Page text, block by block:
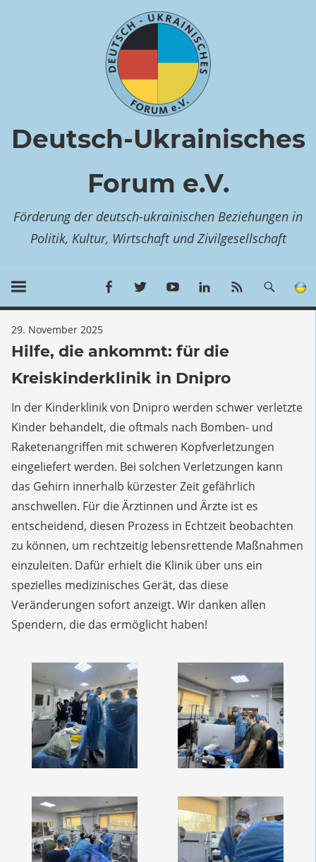
Deutsch-Ukrainisches
Forum e.V.
Förderung der deutsch-ukrainischen Beziehungen in
Politik, Kultur, Wirtschaft und Zivilgesellschaft
29. November 2025
Hilfe,
ankommt:
die
Kreiskinderklinik
in
Dnipro
Hilfe, die ankommt: für die
Kreiskinderklinik in Dnipro
In der Kinderklinik von Dnipro werden schwer verletzte
Kinder behandelt, die oftmals nach Bomben- und
Raketenangriffen mit schweren Kopfverletzungen
eingeliefert werden. Bei solchen Verletzungen kann
das Gehirn innerhalb kürzester Zeit gefährlich
anschwellen. Für die Ärztinnen und Ärzte ist es
entscheidend, diesen Prozess in Echtzeit beobachten
zu können, um rechtzeitig lebensrettende Maßnahmen
einzuleiten. Dafür erhielt die Klinik über uns ein
spezielles medizinisches Gerät, das diese
Veränderungen sofort anzeigt. Wir danken allen
Spendern, die das ermöglicht haben!